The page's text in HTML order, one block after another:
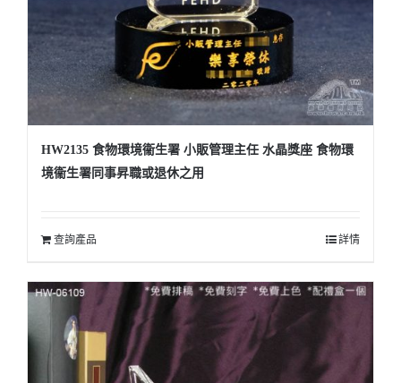
HW2135 食物環境衞生署 小販管理主任 水晶獎座 食物環
境衞生署同事昇職或退休之用
查詢產品 詳情